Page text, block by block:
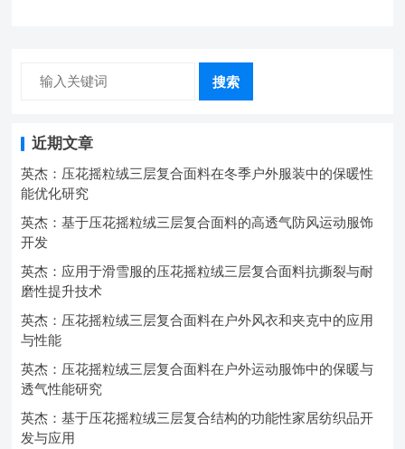
搜索
近期文章
英杰：压花摇粒绒三层复合面料在冬季户外服装中的保暖性
能优化研究
英杰：基于压花摇粒绒三层复合面料的高透气防风运动服饰
开发
英杰：应用于滑雪服的压花摇粒绒三层复合面料抗撕裂与耐
磨性提升技术
英杰：压花摇粒绒三层复合面料在户外风衣和夹克中的应用
与性能
英杰：压花摇粒绒三层复合面料在户外运动服饰中的保暖与
透气性能研究
英杰：基于压花摇粒绒三层复合结构的功能性家居纺织品开
发与应用